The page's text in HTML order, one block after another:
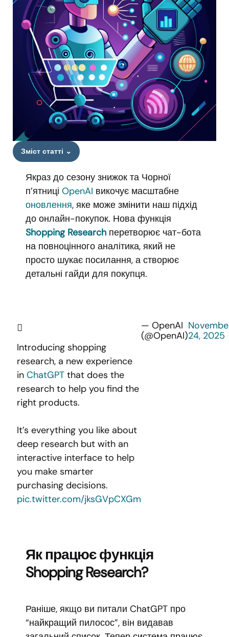
Зміст статті ⌄
Якраз до сезону знижок та Чорної
п’ятниці OpenAI викочує масштабне
оновлення, яке може змінити наш підхід
до онлайн-покупок. Нова функція
Shopping Research перетворює чат-бота
на повноцінного аналітика, який не
просто шукає посилання, а створює
детальні гайди для покупця.
Introducing shopping
research, a new experience
in ChatGPTthat does the
research to help you find the
right products.
It’s everything you like about
deep research but with an
interactive interface to help
you make smarter
purchasing decisions.
pic.twitter.com/jksGVpCXGm
— OpenAI
(@OpenAI)24, 2025
Як працює функція
Shopping Research?
Раніше, якщо ви питали ChatGPT про
“найкращий пилосос”, він видавав